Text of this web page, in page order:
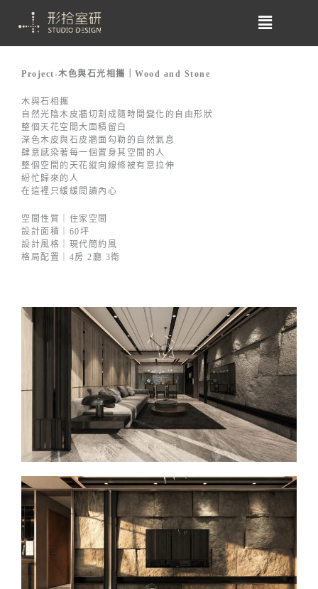
Project-木色與石光相攜｜Wood and Stone
木與石相攜
自然光陰木皮牆切割成隨時間變化的自由形狀
整個天花空間大面積留白
深色木皮與石皮牆面勾勒的自然氣息
肆意感染著每一個置身其空間的人
整個空間的天花縱向線條被有意拉伸
紛忙歸來的人
在這裡只緩緩閱讀內心
空間性質｜住家空間
設計面積｜60坪
設計風格｜現代簡約風
格局配置｜4房 2廳 3衛